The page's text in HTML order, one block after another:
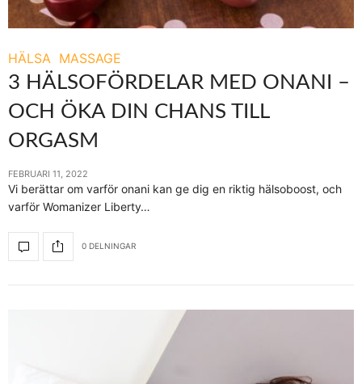
HÄLSA MASSAGE
3 HÄLSOFÖRDELAR MED ONANI –
OCH ÖKA DIN CHANS TILL
ORGASM
FEBRUARI 11, 2022
Vi berättar om varför onani kan ge dig en riktig hälsoboost, och
varför Womanizer Liberty…
0 DELNINGAR